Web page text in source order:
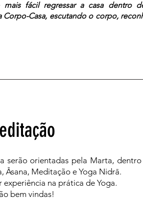
mais fácil regressar a casa dentro
Casa, escutando o corpo,
serão orientadas pela Marta,
Âsana, Meditação e Yoga Nidrā.
experiência na prática de Yoga.
bem vindas!